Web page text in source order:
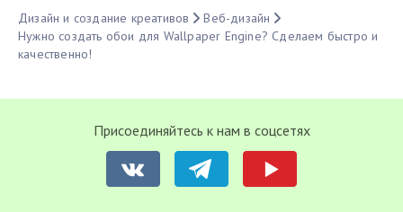
Дизайн и создание креативов
Веб-дизайн
Нужно создать обои для Wallpaper Engine? Сделаем быстро и
качественно!
Присоединяйтесь к нам в соцсетях